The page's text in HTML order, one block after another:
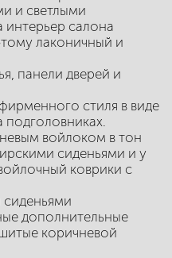
и светлыми
интерьер салона
лаконичный и
панели дверей и
стиля в виде
войлоком в тон
сиденьями и у
коврики с
дополнительные
коричневой